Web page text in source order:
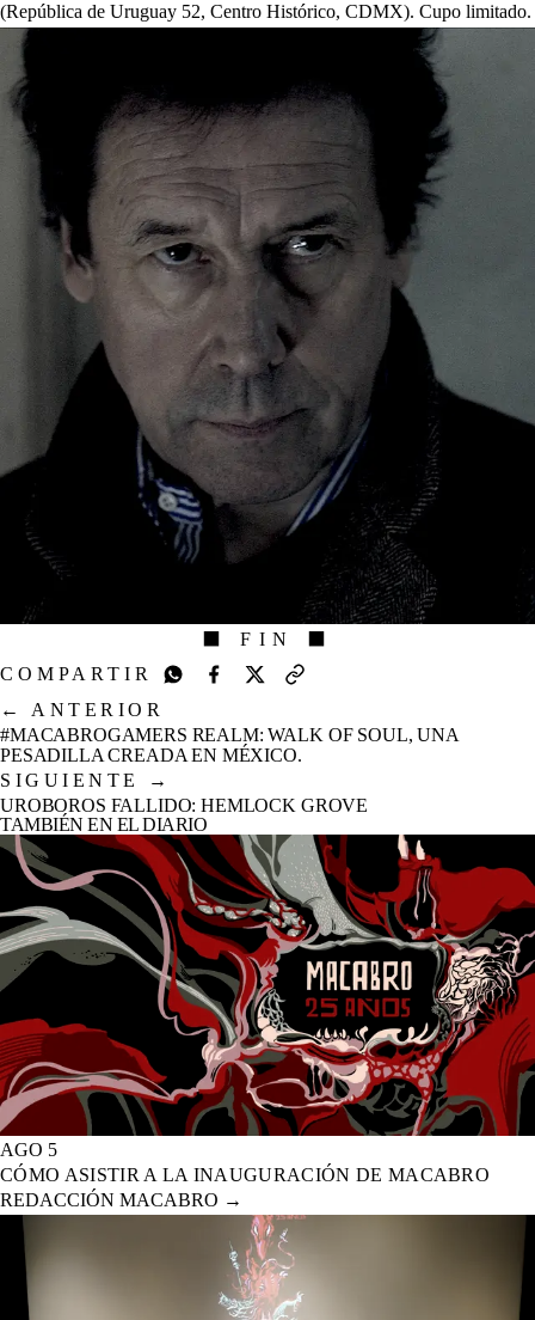
(República de Uruguay 52, Centro Histórico, CDMX). Cupo limitado.
⬛ FIN ⬛
COMPARTIR
← ANTERIOR
#MACABROGAMERS REALM: WALK OF SOUL, UNA
PESADILLA CREADA EN MÉXICO.
SIGUIENTE
→
UROBOROS FALLIDO: HEMLOCK GROVE
TAMBIÉN EN EL DIARIO
AGO 5
CÓMO ASISTIR A LA INAUGURACIÓN DE MACABRO
REDACCIÓN MACABRO →